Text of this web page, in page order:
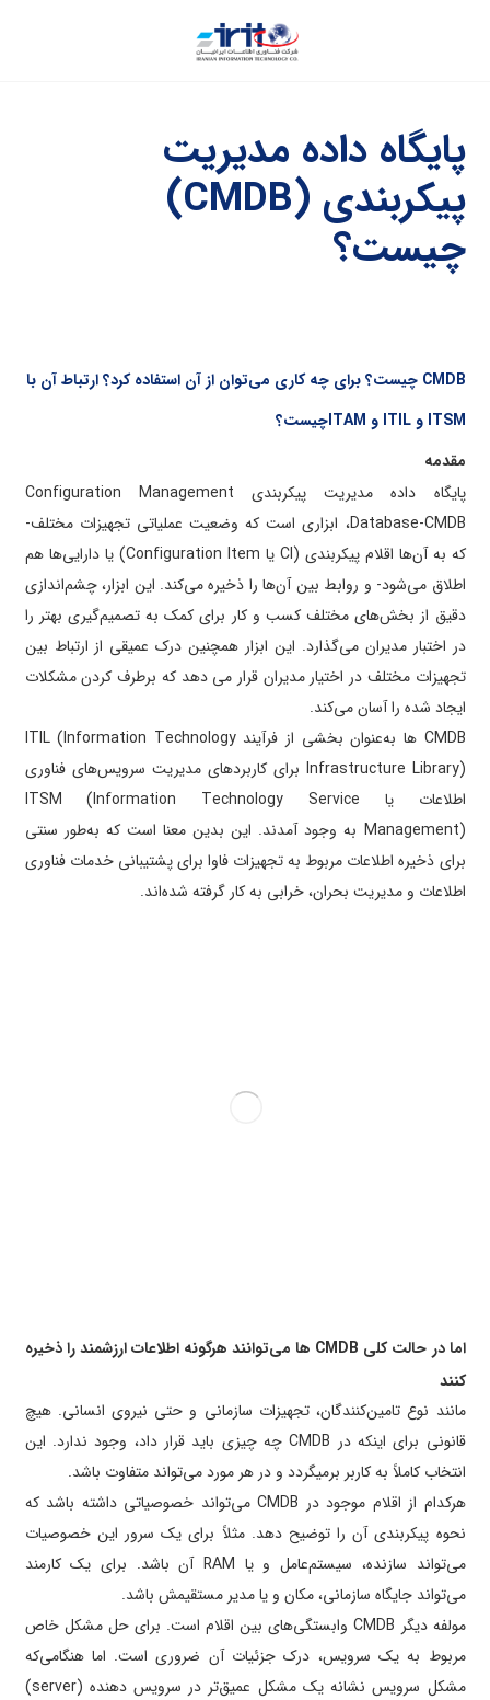
پایگاه داده مدیریت
پیکربندی (CMDB
)
چیست؟
CMDB چیست؟ برای چه کاری می‌توان از آن استفاده کرد؟ ارتباط آن با
ITSM و ITIL و ITAMچیست؟
مقدمه
پایگاه داده مدیریت پیکربندی Configuration Management
Database-CMDB، ابزاری است که وضعیت عملیاتی تجهیزات مختلف-
که به آن‌ها اقلام پیکربندی (CI یا Configuration Item) یا دارایی‌­ها هم
اطلاق می­‌شود- و روابط بین آن‌ها را ذخیره می‌کند. این ابزار، چشم‌اندازی
دقیق از بخش­‌های مختلف کسب و کار برای کمک به تصمیم‌گیری بهتر را
در اختبار مدیران می‌گذارد. این ابزار همچنین درک عمیقی از ارتباط بین
تجهیزات مختلف در اختیار مدیران قرار می دهد که برطرف کردن مشکلات
ایجاد شده را آسان می‌کند.
CMDB ها به‌عنوان بخشی از فرآیند ITIL (Information Technology
Infrastructure Library) برای کاربردهای مدیریت سرویس‌­های فناوری
اطلاعات یا ITSM (Information Technology Service
Management) به وجود آمدند. این بدین معنا است که به‌طور سنتی
برای ذخیره اطلاعات مربوط به تجهیزات فاوا برای پشتیبانی خدمات فناوری
اطلاعات و مدیریت بحران، خرابی به کار گرفته ‌شده‌اند.
اما در حالت کلی CMDB ها می‌­توانند هرگونه اطلاعات ارزشمند را ذخیره
کنند
مانند نوع تامین‌کنندگان، تجهیزات سازمانی و حتی نیروی انسانی. هیچ
قانونی برای اینکه در CMDB چه چیزی باید قرار داد، وجود ندارد. این
انتخاب کاملاً به کاربر بر­می­گردد و در هر مورد می‌تواند متفاوت باشد.
هرکدام از اقلام موجود در CMDB می‌تواند خصوصیاتی داشته باشد که
نحوه پیکربندی آن را توضیح ­دهد. مثلاً برای یک سرور این خصوصیات
می‌تواند سازنده، سیستم‌عامل و یا RAM آن باشد. برای یک کارمند
می‌تواند جایگاه سازمانی، مکان و یا مدیر مستقیمش باشد.
مولفه دیگر CMDB وابستگی­‌های بین اقلام است. برای حل مشکل خاص
مربوط به یک سرویس، درک جزئیات آن ضروری است. اما هنگامی‌که
مشکل سرویس نشانه یک مشکل عمیق‌تر در سرویس دهنده (server)